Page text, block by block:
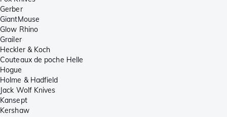
Gerber
GiantMouse
Glow Rhino
Grailer
Heckler & Koch
Couteaux de poche Helle
Hogue
Holme & Hadfield
Jack Wolf Knives
Kansept
Kershaw